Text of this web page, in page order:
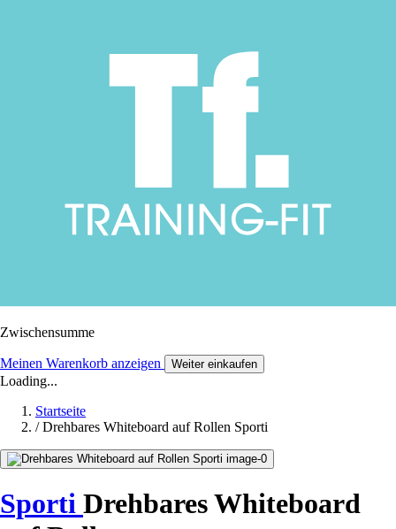
Zwischensumme
Meinen Warenkorb anzeigen Weiter einkaufen
Loading...
Startseite
/ Drehbares Whiteboard auf Rollen Sporti
Sporti Drehbares Whiteboard